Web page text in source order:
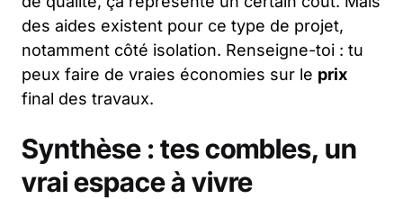
des aides existent pour ce type de projet,
notamment côté isolation. Renseigne-toi : tu
peux faire de vraies économies sur le prix
final des travaux.
Synthèse : tes combles, un
vrai espace à vivre